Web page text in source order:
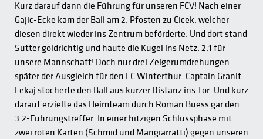
Kurz darauf dann die Führung für unseren FCV! Nach einer
Gajic-Ecke kam der Ball am 2. Pfosten zu Cicek, welcher
diesen direkt wieder ins Zentrum beförderte. Und dort stand
Sutter goldrichtig und haute die Kugel ins Netz. 2:1 für
unsere Mannschaft! Doch nur drei Zeigerumdrehungen
später der Ausgleich für den FC Winterthur. Captain Granit
Lekaj stocherte den Ball aus kurzer Distanz ins Tor. Und kurz
darauf erzielte das Heimteam durch Roman Buess gar den
3:2-Führungstreffer. In einer hitzigen Schlussphase mit
zwei roten Karten (Schmid und Mangiarratti) gegen unseren